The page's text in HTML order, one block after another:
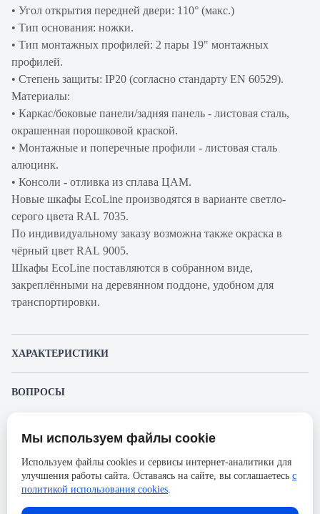
• Угол открытия передней двери: 110° (макс.)
• Тип основания: ножки.
• Тип монтажных профилей: 2 пары 19" монтажных
профилей.
• Степень защиты: IP20 (согласно стандарту EN 60529).
Материалы:
• Каркас/боковые панели/задняя панель - листовая сталь,
окрашенная порошковой краской.
• Монтажные и поперечные профили - листовая сталь
алюцинк.
• Консоли - отливка из сплава ЦАМ.
Новые шкафы EcoLine производятся в варианте светло-
серого цвета RAL 7035.
По индивидуальному заказу возможна также окраска в
чёрный цвет RAL 9005.
Шкафы EcoLine поставляются в собранном виде,
закреплёнными на деревянном поддоне, удобном для
транспортировки.
ХАРАКТЕРИСТИКИ
Производитель
Zpas
Серия
Ширина, мм
800
ВОПРОСЫ
Пожалуйста, авторизуйтесь, чтобы иметь
возможность оставлять вопросы.
Представленные изображения и характеристики могут отличаться от реального
без предварительного уведомления. Компания АйДистрибьют не несёт
ответственности в случае не соответствия текущей модели товаров фотографиям,
размещённым в карточке товара.
Мы используем файлы cookie
Используем файлы cookies и сервисы интернет-аналитики для
улучшения работы сайта. Оставаясь на сайте, вы соглашаетесь с
политикой использования cookies.